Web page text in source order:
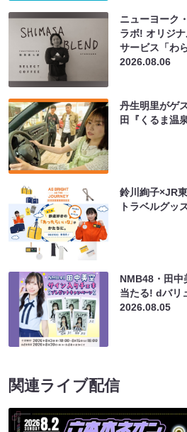
ニューヨーク
ラボ! オリジ
サービス「わ
2026.08.06
丹生明里がゲ
田『くるま温
鈴川絢子×JR
トラベルグッ
NMB48・田中
当たる! dバリ
2026.08.05
関連ライブ配信